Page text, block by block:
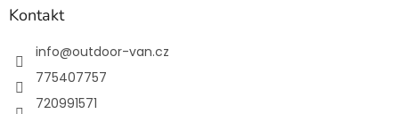
Kontakt
info@outdoor-van.cz
775407757
720991571